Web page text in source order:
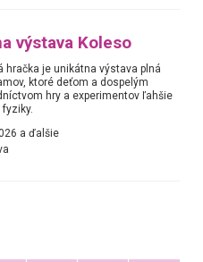
výstava Koleso
hračka je unikátna výstava plná
ktoré deťom a dospelým
hry a experimentov ľahšie
a ďalšie